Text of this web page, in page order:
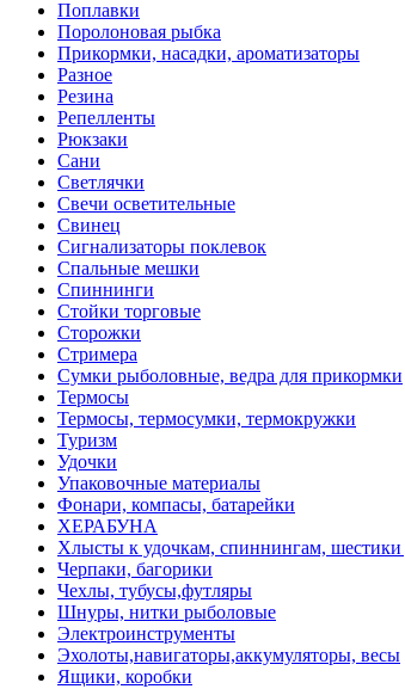
Поплавки
Поролоновая рыбка
Прикормки, насадки, ароматизаторы
Разное
Резина
Репелленты
Рюкзаки
Сани
Светлячки
Свечи осветительные
Свинец
Сигнализаторы поклевок
Спальные мешки
Спиннинги
Стойки торговые
Сторожки
Стримера
Сумки рыболовные, ведра для прикормки
Термосы
Термосы, термосумки, термокружки
Туризм
Удочки
Упаковочные материалы
Фонари, компасы, батарейки
ХЕРАБУНА
Хлысты к удочкам, спиннингам, шестики
Черпаки, багорики
Чехлы, тубусы,футляры
Шнуры, нитки рыболовые
Электроинструменты
Эхолоты,навигаторы,аккумуляторы, весы
Ящики, коробки